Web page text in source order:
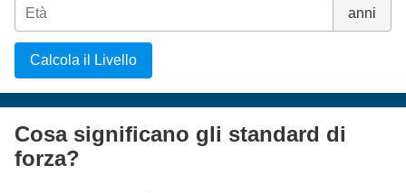
anni
Calcola il Livello
Cosa significano gli standard di
forza?